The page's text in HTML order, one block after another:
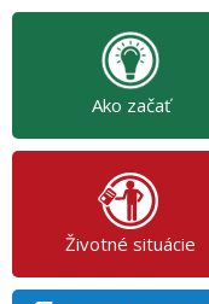
Ako začať
Životné situácie